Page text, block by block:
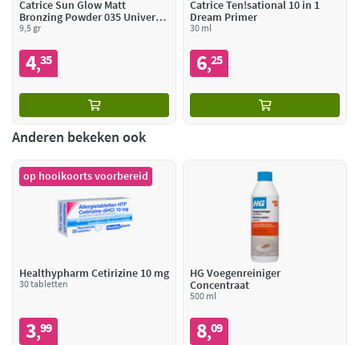
Catrice Sun Glow Matt
Bronzing Powder 035 Universal
Bronze
9,5 gr
4,35
Catrice Ten!sational 10 in 1
Dream Primer
30 ml
6,25
Anderen bekeken ook
op hooikoorts voorbereid
Healthypharm Cetirizine 10 mg
30 tabletten
3,99
HG Voegenreiniger
Concentraat
500 ml
8,09